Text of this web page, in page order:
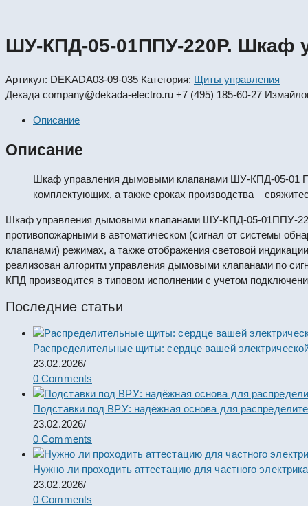
ШУ-КПД-05-01ППУ-220Р. Шкаф
Артикул: DEKADA03-09-035 Категория: Щиты управления
Декада company@dekada-electro.ru +7 (495) 185-60-27
Описание
Описание
Шкаф управления дымовыми клапанами ШУ-КПД-05-01
комплектующих, а также сроках производства –
Шкаф управления дымовыми клапанами ШУ-КПД-05-01ППУ-
противопожарными в автоматическом (сигнал от системы
клапанами) режимах, а также отображения световой
реализован алгоритм управления дымовыми клапанами по
КПД производится в типовом исполнении с учетом
Последние статьи
Распределительные щиты: сердце вашей
23.02.2026/
0 Comments
Подставки под ВРУ: надёжная основа для
23.02.2026/
0 Comments
Нужно ли проходить аттестацию для частного
23.02.2026/
0 Comments